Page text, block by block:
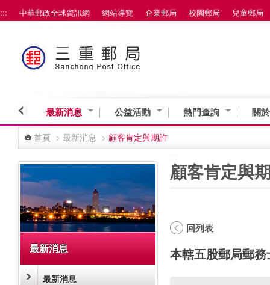
跳到主要內容區塊
::: 中華郵政全球資訊網 網站導覽 企業郵局 校園郵局 兒童郵局
最新消息 公益活動 熱門查詢 關
首頁 > 最新消息 > 顧客肯定與期許
最新消息
最新消息
顧客肯定與
回列表
本轄五股郵局郵